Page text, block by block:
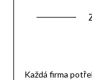
Každá firma